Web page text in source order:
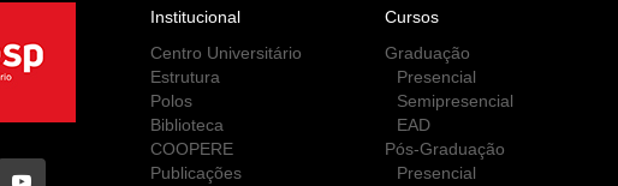
Institucional
Centro Universitário
Estrutura
Polos
Biblioteca
COOPERE
Publicações
Cursos
Graduação
Presencial
Semipresencial
EAD
Pós-Graduação
Presencial